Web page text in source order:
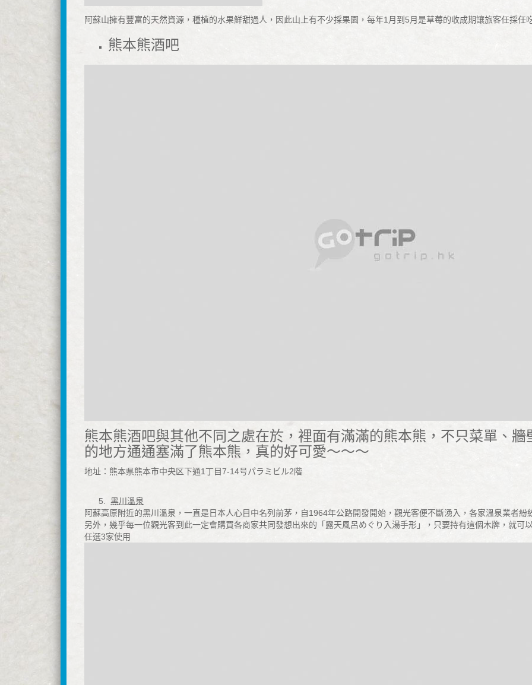
阿蘇山擁有豐富的天然資源，種植的水果鮮甜過人，因此山上有不少採果園，每年1月到5月是草莓的收成期讓旅客任採任
熊本熊酒吧
熊本熊酒吧與其他不同之處在於，裡面有滿滿的熊本熊，不只菜單、
的地方通通塞滿了熊本熊，真的好可愛～～～
地址：熊本県熊本市中央区下通1丁目7-14号パラミビル2階
5. 黑川溫泉
阿蘇高原附近的黑川溫泉，一直是日本人心目中名列前茅，自1964年公路開發開始，觀光客便不斷湧入，各家溫泉業者
另外，幾乎每一位觀光客到此一定會購買各商家共同發想出來的「露天風呂めぐり入湯手形」，只要持有這個木牌，就
任選3家使用